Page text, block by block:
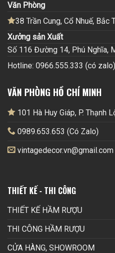
Văn Phòng
38 Trần Cung, Cổ Nhuế, Bắc
Xưởng sản Xuất
Số 116 Đường 14, Phú Nghĩa,
Hotline: 0966.555.333 (có zalo)
VĂN PHÒNG HỒ CHÍ MINH
101 Hà Huy Giáp, P. Thạnh
0989.653.653 (Có Zalo)
vintagedecor.vn@gmail.com
THIẾT KẾ - THI CÔNG
THIẾT KẾ HẦM RƯỢU
THI CÔNG HẦM RƯỢU
CỬA HÀNG, SHOWROOM